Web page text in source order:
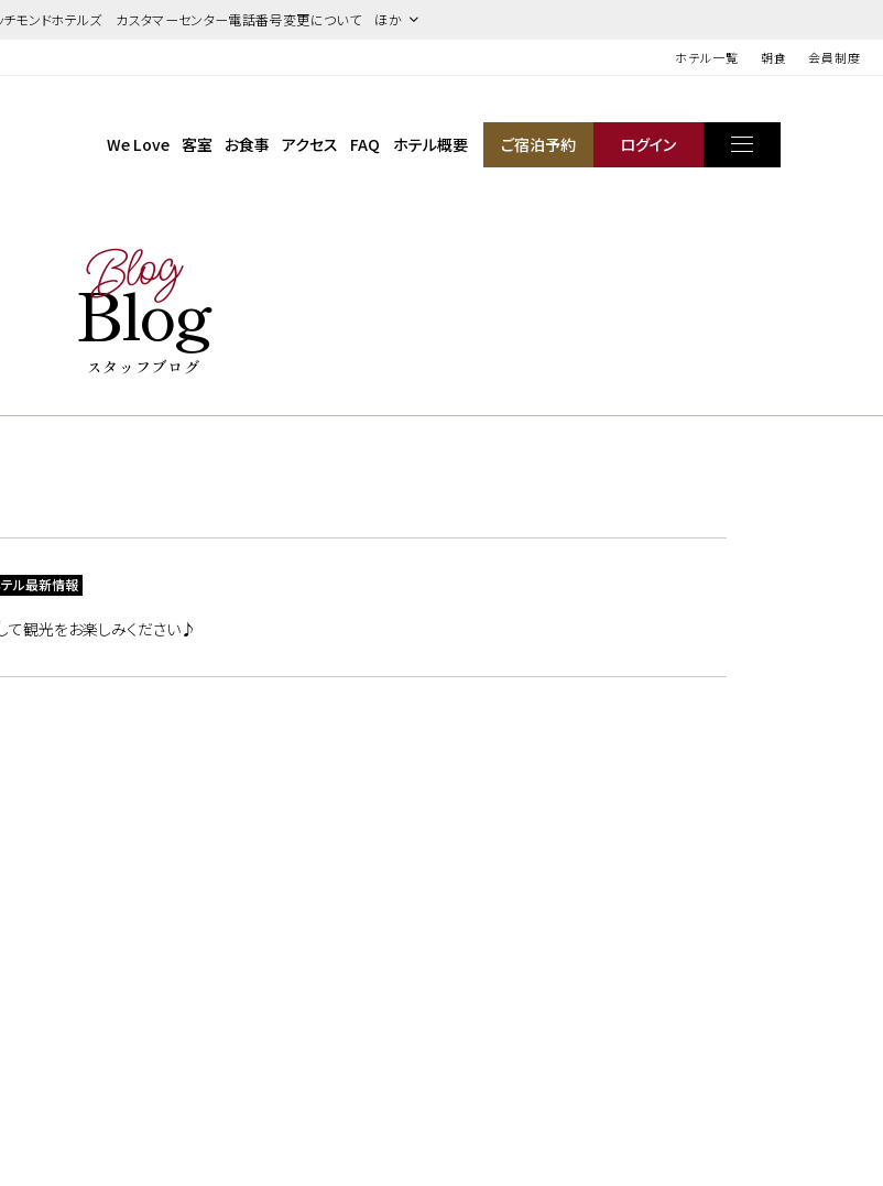
チモンドホテルズ カスタマーセンター電話番号変更について ほか
ホテル一覧 朝食 会員制度
We Love 客室 お食事 アクセス FAQ ホテル概要 ご宿泊予約 ログイン
Blog
Blog
スタッフブログ
ル最新情報
て観光をお楽しみください♪